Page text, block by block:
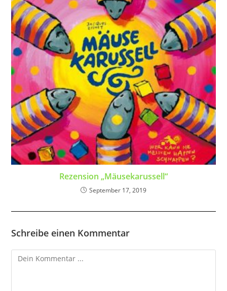
Rezension „Mäusekarussell“
September 17, 2019
Schreibe einen Kommentar